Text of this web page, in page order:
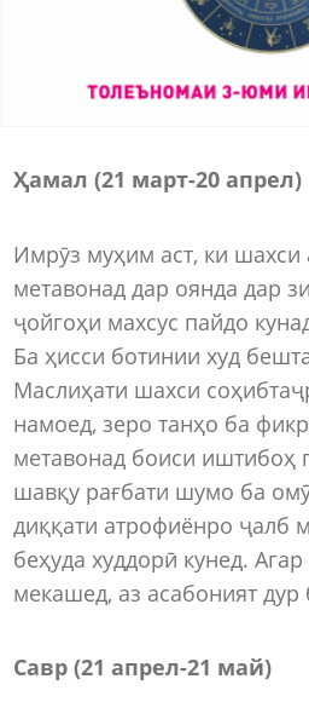
Ҳамал (21 март-20 апрел)
Имрӯз муҳим аст, ки шахси
метавонад дар оянда дар
ҷойгоҳи махсус пайдо
Ба ҳисси ботинии худ
Маслиҳати шахси
намоед, зеро танҳо ба
метавонад боиси иштибоҳ
шавқу рағбати шумо ба
диққати атрофиёнро ҷалб
беҳуда худдорӣ кунед.
мекашед, аз асабоният
Савр (21 апрел-21 май)